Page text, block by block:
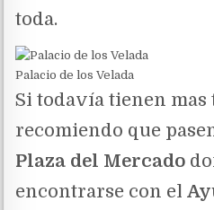
toda.
Palacio de los Velada
Si todavía tienen mas
recomiendo que
Plaza del Mercado
encontrarse con el